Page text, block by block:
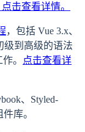
点击查看详情。
，包括 Vue 3.x、
级到高级的语法
。
点击查看详
、Styled-
库。